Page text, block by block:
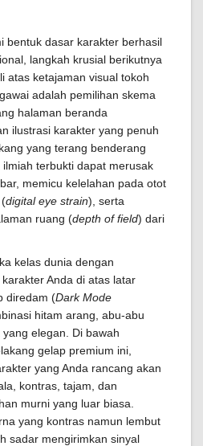
bentuk dasar karakter berhasil
langkah krusial berikutnya
atas ketajaman visual tokoh
adalah pemilihan skema
halaman beranda
ilustrasi karakter yang penuh
yang terang benderang
terbukti dapat merusak
memicu kelelahan pada otot
digital eye strain), serta
ruang (depth of field) dari
kelas dunia dengan
Anda di atas latar
diredam (Dark Mode
hitam arang, abu-abu
elegan. Di bawah
gelap premium ini,
yang Anda rancang akan
kontras, tajam, dan
murni yang luar biasa.
yang kontras namun lembut
sadar mengirimkan sinyal